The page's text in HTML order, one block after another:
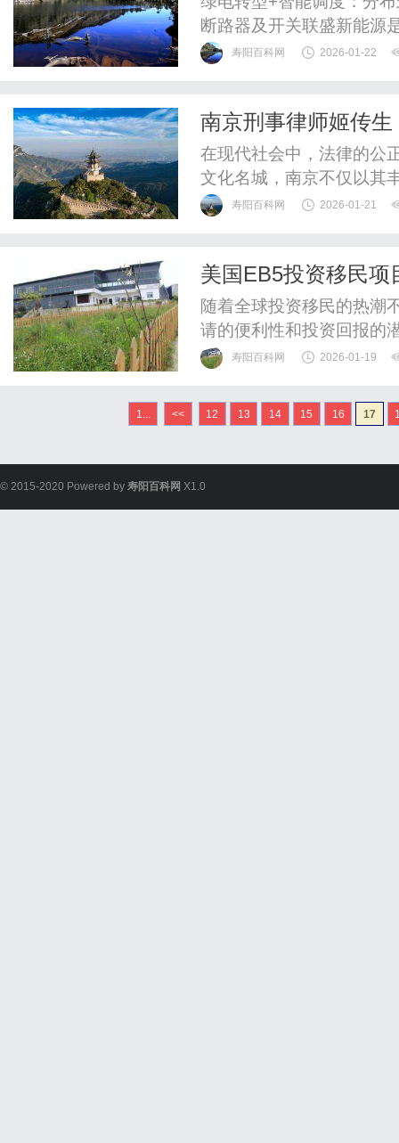
断路器及开关联盛新能源
致力于提供绿电转型、电
国300多个区县，服务涵
寿阳百科网 2026-01-22
南京刑事律师姬传
在现代社会中，法律的公
文化名城，南京不仅以其
一批专业且有经验的法律
是维护法律的公平与正义
寿阳百科网 2026-01-21
美国EB5投资移民
遇与前景
随着全球投资移民的热潮
请的便利性和投资回报的
来，HYBAR海霸钢厂二
钢厂二期项目位于美国工
队。作为海霸钢厂的扩建
寿阳百科网 2026-01-19
1... << 12 13 14 15 16 17
© 2015-2020 Powered by 寿阳百科网 X1.0